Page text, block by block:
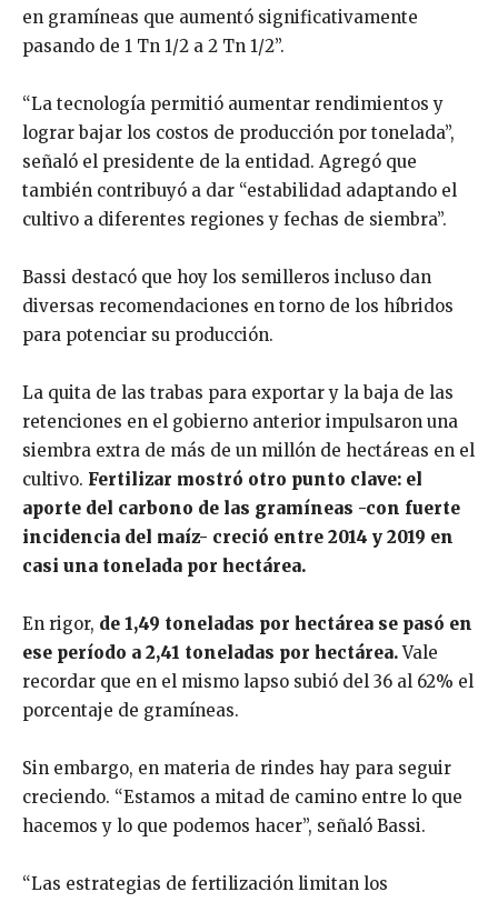
en gramíneas que aumentó significativamente
pasando de 1 Tn 1/2 a 2 Tn 1/2”.
“La tecnología permitió aumentar rendimientos y
lograr bajar los costos de producción por tonelada”,
señaló el presidente de la entidad. Agregó que
también contribuyó a dar “estabilidad adaptando el
cultivo a diferentes regiones y fechas de siembra”.
Bassi destacó que hoy los semilleros incluso dan
diversas recomendaciones en torno de los híbridos
para potenciar su producción.
La quita de las trabas para exportar y la baja de las
retenciones en el gobierno anterior impulsaron una
siembra extra de más de un millón de hectáreas en el
cultivo. Fertilizar mostró otro punto clave: el
aporte del carbono de las gramíneas -con fuerte
incidencia del maíz- creció entre 2014 y 2019 en
casi una tonelada por hectárea.
En rigor, de 1,49 toneladas por hectárea se pasó en
ese período a 2,41 toneladas por hectárea.Vale
recordar que en el mismo lapso subió del 36 al 62% el
porcentaje de gramíneas.
Sin embargo, en materia de rindes hay para seguir
creciendo. “Estamos a mitad de camino entre lo que
hacemos y lo que podemos hacer”, señaló Bassi.
“Las estrategias de fertilización limitan los